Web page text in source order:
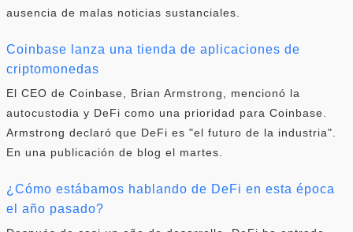
ausencia de malas noticias sustanciales.
Coinbase lanza una tienda de aplicaciones de
criptomonedas
El CEO de Coinbase, Brian Armstrong, mencionó la
autocustodia y DeFi como una prioridad para Coinbase.
Armstrong declaró que DeFi es "el futuro de la industria".
En una publicación de blog el martes.
¿Cómo estábamos hablando de DeFi en esta época
el año pasado?